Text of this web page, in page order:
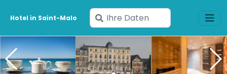
Hotel in Saint-Malo
Geben
Sie
Ihre
Daten
ein